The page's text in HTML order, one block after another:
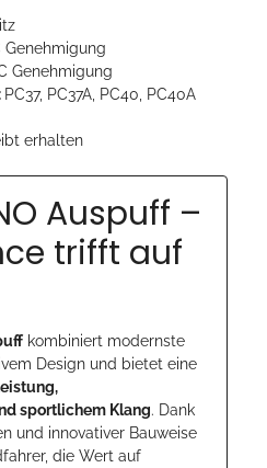
Genehmigung
Genehmigung
PC37, PC37A, PC40, PC40A
erhalten
Auspuff –
trifft auf
kombiniert modernste
Design und bietet eine
sportlichem Klang. Dank
und innovativer Bauweise
die Wert auf